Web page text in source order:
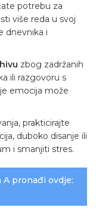
potrebu za
više reda u svoj
dnevnika i
zbog zadržanih
ili razgovoru s
emocija može
prakticirajte
duboko disanje ili
i smanjiti stres.
pronađi ovdje: